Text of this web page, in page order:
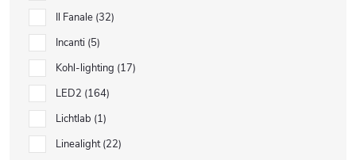
Il Fanale 32
Incanti 5
Kohl-lighting 17
LED2 164
Lichtlab 1
Linealight 22